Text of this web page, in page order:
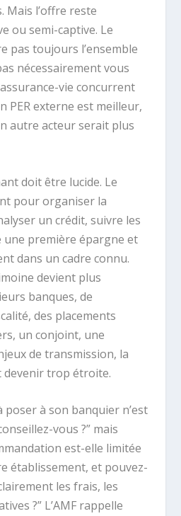
Mais l’offre reste
ou semi-captive. Le
pas toujours l’ensemble
nécessairement vous
vie concurrent
PER externe est meilleur,
autre acteur serait plus
doit être lucide. Le
pour organiser la
un crédit, suivre les
une première épargne et
dans un cadre connu.
devient plus
banques, de
des placements
un conjoint, une
de transmission, la
devenir trop étroite.
à son banquier n’est
vous ?” mais
est-elle limitée
établissement, et pouvez-
les frais, les
?” L’AMF rappelle